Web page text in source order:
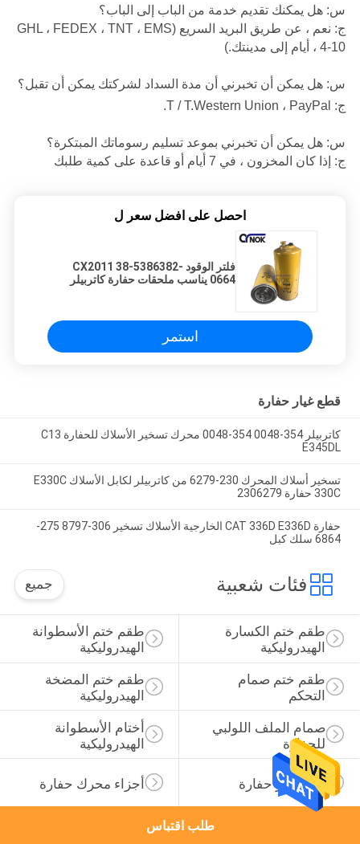
س: هل يمكنك تقديم خدمة من الباب إلى الباب؟
ج: نعم ، عن طريق البريد السريع (GHL ، FEDEX ، TNT ، EMS
، 4-10 أيام إلى مدينتك.)
س: هل يمكن أن تخبرني أن مدة السداد لشركتك يمكن أن تقبل؟
ج: T / T.Western Union ، PayPal.
س: هل يمكن أن تخبرني بموعد تسليم رسوماتك المبتكرة؟
ج: إذا كان المخزون ، في 7 أيام أو قاعدة على كمية طلبك
احصل على افضل سعر ل
فلتر الوقود CX2011 38-5386382-
0664 يناسب ملحقات حفارة كاتربيلر
استمر
قطع غيار حفارة
كاتربيلر 354-0048 354-0048 محرك تسخير الأسلاك للحفارة C13
E345DL
تسخير أسلاك المحرك 230-6279 من كاتربيلر لكابل الأسلاك E330C
330C حفارة 2306279
حفارة CAT 336D E336D الخارجية الأسلاك تسخير 306-8797 275-
6864 سلك كبل
فئات شعبية جميع
طقم ختم الأسطوانة
الهيدروليكية
طقم ختم الكسارة
الهيدروليكية
طقم ختم المضخة
الهيدروليكية
طقم ختم صمام
التحكم
أختام الأسطوانة
الهيدروليكية
صمام الملف اللولبي
للحفارة
أجزاء محرك حفارة قطع غيار حفارة
طلب اقتباس